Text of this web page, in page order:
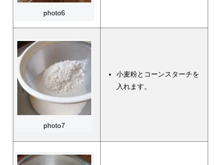
photo6
photo7
小麦粉とコーンスターチを
入れます。